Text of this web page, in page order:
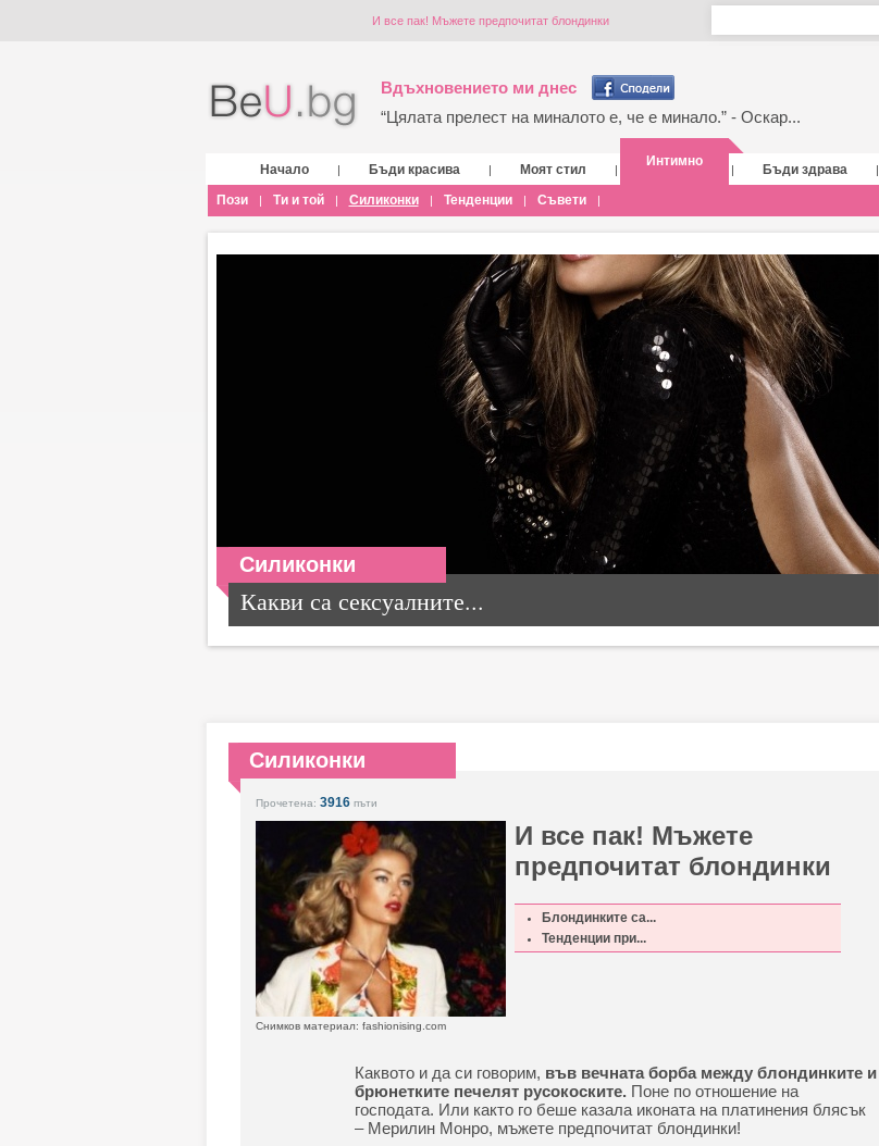
И все пак! Мъжете предпочитат блондинки
Вдъхновението ми днес
“Цялата прелест на миналото е, че е минало.” - Оскар...
Начало | Бъди красива | Моят стил |
Интимно
| Бъди здрава |
Пози
| Ти и той | Силиконки | Тенденции | Съвети |
Силиконки
Какви са сексуалните...
Силиконки
Прочетена: 3916пъти
И все пак! Мъжете
предпочитат блондинки
Блондинките са...
Тенденции при...
Снимков материал: fashionising.com
Каквото и да си говорим, във вечната борба между блондинките и
брюнетките печелят русокоските. Поне по отношение на
господата. Или както го беше казала иконата на платинения блясък
– Мерилин Монро, мъжете предпочитат блондинки!